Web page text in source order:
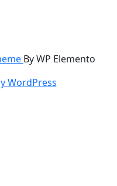
By WP Elemento
WordPress